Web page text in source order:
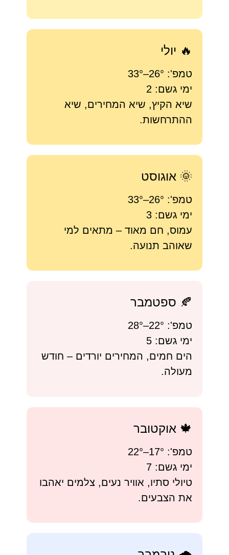
🔥 יולי
טמפ': 26°–33°
ימי גשם: 2
שיא הקיץ, שיא המחירים, שיא
ההתרחשות.
🌞 אוגוסט
טמפ': 26°–33°
ימי גשם: 3
עמוס, חם מאוד – מתאים למי
שאוהב תנועה.
🍂 ספטמבר
טמפ': 22°–28°
ימי גשם: 5
הים חמים, המחירים יורדים – חודש
מעולה.
🍁 אוקטובר
טמפ': 17°–22°
ימי גשם: 7
טיולי סתיו, אוויר נעים, צלמים יאהבו
את הצבעים.